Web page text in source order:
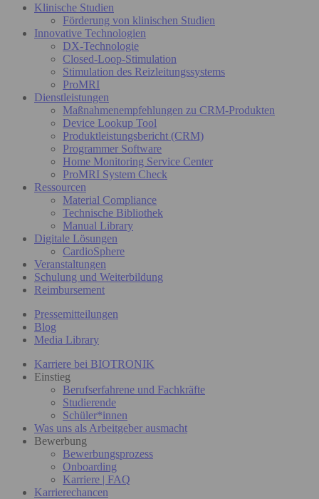
Klinische Studien
Förderung von klinischen Studien
Innovative Technologien
DX-Technologie
Closed-Loop-Stimulation
Stimulation des Reizleitungssystems
ProMRI
Dienstleistungen
Maßnahmenempfehlungen zu CRM-Produkten
Device Lookup Tool
Produktleistungsbericht (CRM)
Programmer Software
Home Monitoring Service Center
ProMRI System Check
Ressourcen
Material Compliance
Technische Bibliothek
Manual Library
Digitale Lösungen
CardioSphere
Veranstaltungen
Schulung und Weiterbildung
Reimbursement
Pressemitteilungen
Blog
Media Library
Karriere bei BIOTRONIK
Einstieg
Berufserfahrene und Fachkräfte
Studierende
Schüler*innen
Was uns als Arbeitgeber ausmacht
Bewerbung
Bewerbungsprozess
Onboarding
Karriere | FAQ
Karrierechancen